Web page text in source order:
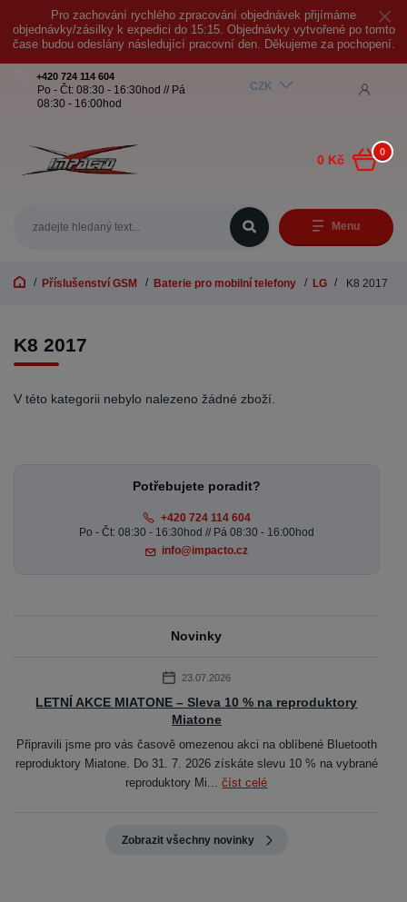
Pro zachování rychlého zpracování objednávek přijímáme
objednávky/zásilky k expedici do 15:15. Objednávky vytvořené po tomto
čase budou odeslány následující pracovní den. Děkujeme za pochopení.
Menu
CZK
+420 724 114 604
Po - Čt: 08:30 - 16:30hod // Pá
08:30 - 16:00hod
0
0 Kč
Příslušenství GSM Baterie pro mobilní telefony LG K8 2017
K8 2017
V této kategorii nebylo nalezeno žádné zboží.
Potřebujete poradit?
+420 724 114 604
Po - Čt: 08:30 - 16:30hod // Pá 08:30 - 16:00hod
info@impacto.cz
Novinky
23.07.2026
LETNÍ AKCE MIATONE – Sleva 10 % na reproduktory
Miatone
Připravili jsme pro vás časově omezenou akci na oblíbené Bluetooth
reproduktory Miatone. Do 31. 7. 2026 získáte slevu 10 % na vybrané
reproduktory Mi...číst celé
Zobrazit všechny novinky